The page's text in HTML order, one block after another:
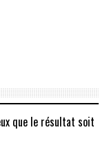
que le résultat soit